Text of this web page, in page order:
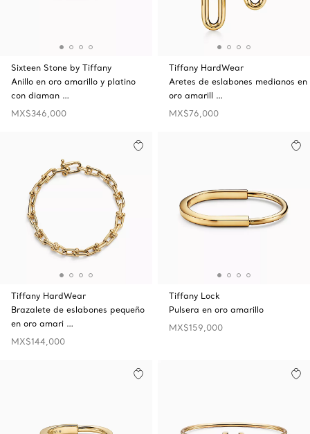
Sixteen Stone by Tiffany
Anillo en oro amarillo y platino
con diaman …
MX$346,000
Tiffany HardWear
Aretes de eslabones medianos en
oro amarill …
MX$76,000
Tiffany HardWear
Brazalete de eslabones pequeño
en oro amari …
MX$144,000
Tiffany Lock
Pulsera en oro amarillo
MX$159,000